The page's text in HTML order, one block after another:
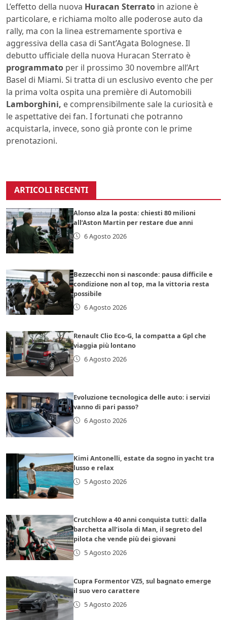
L’effetto della nuova Huracan Sterrato in azione è
particolare, e richiama molto alle poderose auto da
rally, ma con la linea estremamente sportiva e
aggressiva della casa di Sant’Agata Bolognese. Il
debutto ufficiale della nuova Huracan Sterrato è
programmato per il prossimo 30 novembre all’Art
Basel di Miami. Si tratta di un esclusivo evento che per
la prima volta ospita una première di Automobili
Lamborghini, e comprensibilmente sale la curiosità e
le aspettative dei fan. I fortunati che potranno
acquistarla, invece, sono già pronte con le prime
prenotazioni.
ARTICOLI RECENTI
Alonso alza la posta: chiesti 80 milioni
all’Aston Martin per restare due anni
6 Agosto 2026
Bezzecchi non si nasconde: pausa difficile e
condizione non al top, ma la vittoria resta
possibile
6 Agosto 2026
Renault Clio Eco-G, la compatta a Gpl che
viaggia più lontano
6 Agosto 2026
Evoluzione tecnologica delle auto: i servizi
vanno di pari passo?
6 Agosto 2026
Kimi Antonelli, estate da sogno in yacht tra
lusso e relax
5 Agosto 2026
Crutchlow a 40 anni conquista tutti: dalla
barchetta all’isola di Man, il segreto del
pilota che vende più dei giovani
5 Agosto 2026
Cupra Formentor VZ5, sul bagnato emerge
il suo vero carattere
5 Agosto 2026